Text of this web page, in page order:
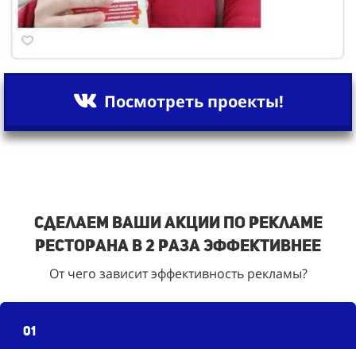
Посмотреть проекты!
Сделаем ваши акции по рекламе
ресторана в 2 раза эффективнее
От чего зависит эффективность рекламы?
01